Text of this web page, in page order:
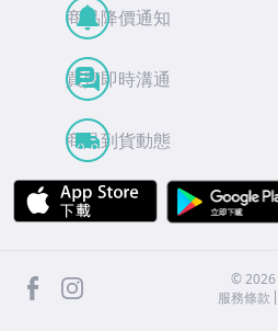
商品降價通知
買賣即時溝通
商品到貨動態
APP Store
facebook ©2026
服務條款